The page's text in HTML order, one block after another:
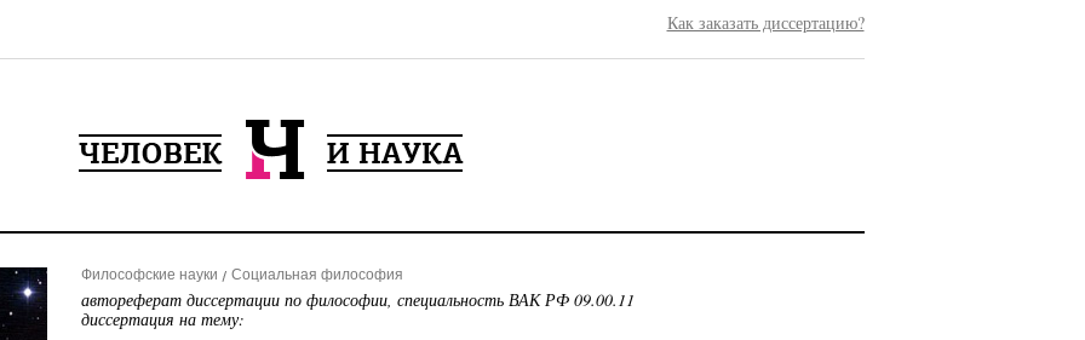
Как заказать диссертацию?
Философские науки Социальная философия
автореферат диссертации по философии, специальность ВАК РФ 09.00.11
диссертация на тему: